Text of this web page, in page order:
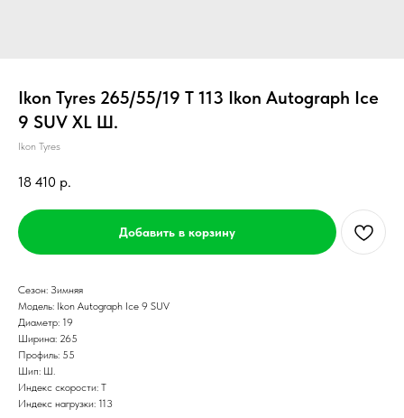
Ikon Tyres 265/55/19 T 113 Ikon Autograph Ice
9 SUV XL Ш.
Ikon Tyres
18 410 р.
Добавить в корзину
Сезон: Зимняя
Модель: Ikon Autograph Ice 9 SUV
Диаметр: 19
Ширина: 265
Профиль: 55
Шип: Ш.
Индекс скорости: T
Индекс нагрузки: 113